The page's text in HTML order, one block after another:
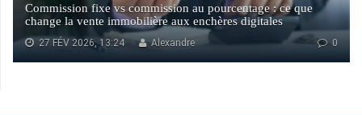
Commission fixe vs commission au pourcentage : ce que
change la vente immobilière aux enchères digitales
27 FÉV 2026, 13:24 0
Alexandre